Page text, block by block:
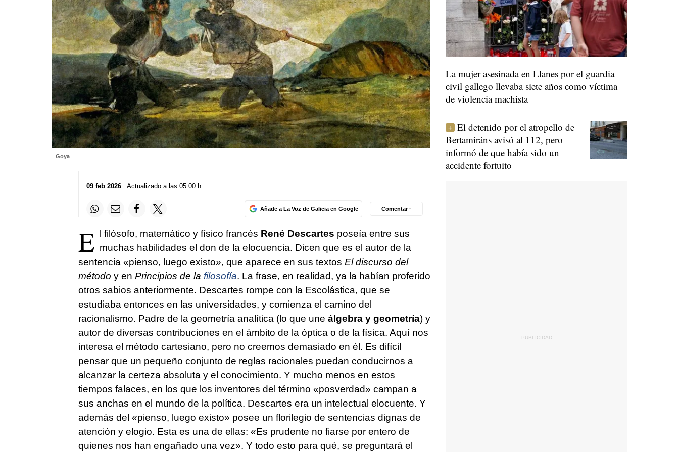
Goya
09 feb 2026. Actualizado a las 05:00 h.
Añade a La Voz de Galicia en Google Comentar ·
E l filósofo, matemático y físico francés René Descartes poseía entre sus
muchas habilidades el don de la elocuencia. Dicen que es el autor de la
sentencia «pienso, luego existo», que aparece en sus textos El discurso del
método y en Principios de la filosofía. La frase, en realidad, ya la habían proferido
otros sabios anteriormente. Descartes rompe con la Escolástica, que se
estudiaba entonces en las universidades, y comienza el camino del
racionalismo. Padre de la geometría analítica (lo que une álgebra y geometría) y
autor de diversas contribuciones en el ámbito de la óptica o de la física. Aquí nos
interesa el método cartesiano, pero no creemos demasiado en él. Es difícil
pensar que un pequeño conjunto de reglas racionales puedan conducirnos a
alcanzar la certeza absoluta y el conocimiento. Y mucho menos en estos
tiempos falaces, en los que los inventores del término «posverdad» campan a
sus anchas en el mundo de la política. Descartes era un intelectual elocuente. Y
además del «pienso, luego existo» posee un florilegio de sentencias dignas de
atención y elogio. Esta es una de ellas: «Es prudente no fiarse por entero de
quienes nos han engañado una vez». Y todo esto para qué, se preguntará el
La mujer asesinada en Llanes por el guardia
civil gallego llevaba siete años como víctima
de violencia machista
El detenido por el atropello de
Bertamiráns avisó al 112, pero
informó de que había sido un
accidente fortuito